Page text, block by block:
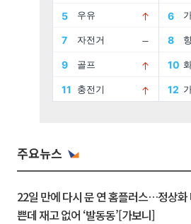
주요뉴스
22일 만에 다시 문 연 홈플러스…정상화
쁜데 재고 없어 ‘발동동’[가보니]